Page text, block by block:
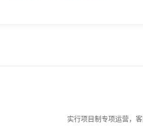
实行项目制专项运营，